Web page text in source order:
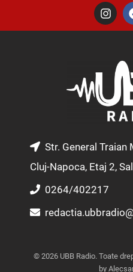
I
n
s
m
Str. General Traian
Cluj-Napoca, Etaj 2,
0264/402217
© 2026 UBB Radio. Toate
by